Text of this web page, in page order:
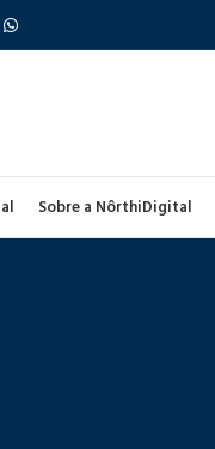
Sobre a NôrthiDigital